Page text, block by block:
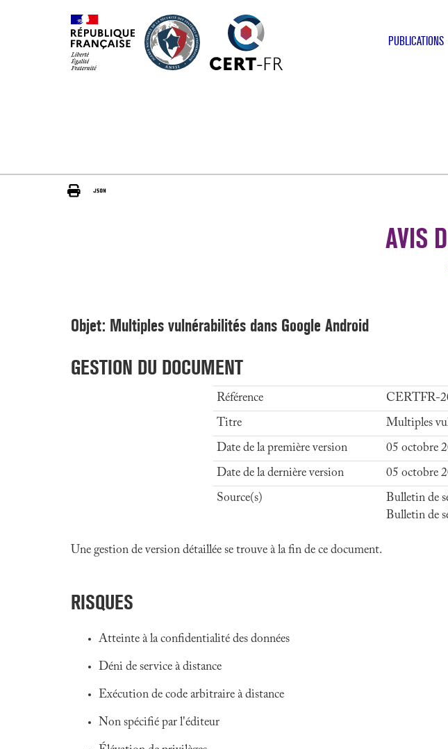
PUBLICATIONS
AVIS
Objet: Multiples vulnérabilités dans Google Android
GESTION DU DOCUMENT
Référence
CERTFR-
Titre
Multiples
Date de la première version
05 octobre
Date de la dernière version
05 octobre
Source(s)
Bulletin de
Bulletin de
Une gestion de version détaillée se trouve à la fin de ce document.
RISQUES
Atteinte à la confidentialité des données
Déni de service à distance
Exécution de code arbitraire à distance
Non spécifié par l'éditeur